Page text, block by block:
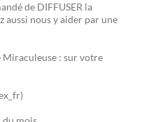
de DIFFUSER la
aussi nous y aider par une
Miraculeuse : sur votre